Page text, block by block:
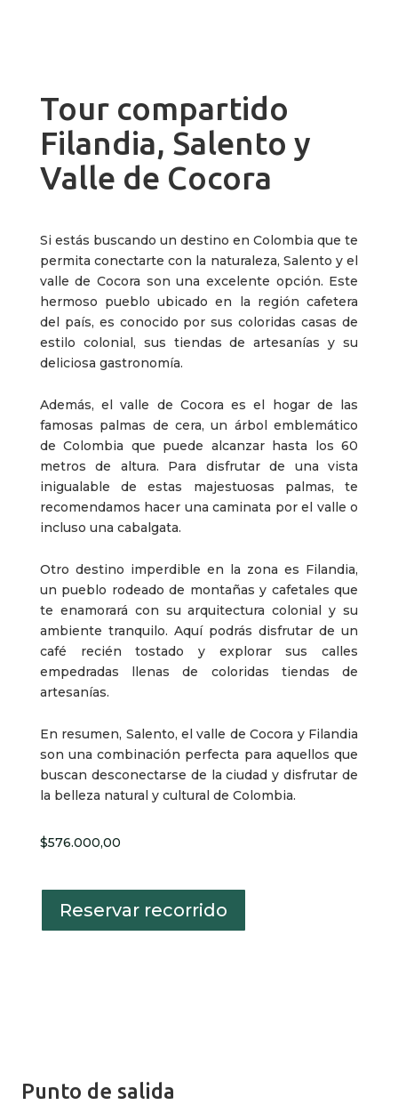
Tour compartido
Filandia, Salento y
Valle de Cocora
Si estás buscando un destino en Colombia que te
permita conectarte con la naturaleza, Salento y el
valle de Cocora son una excelente opción. Este
hermoso pueblo ubicado en la región cafetera
del país, es conocido por sus coloridas casas de
estilo colonial, sus tiendas de artesanías y su
deliciosa gastronomía.
Además, el valle de Cocora es el hogar de las
famosas palmas de cera, un árbol emblemático
de Colombia que puede alcanzar hasta los 60
metros de altura. Para disfrutar de una vista
inigualable de estas majestuosas palmas, te
recomendamos hacer una caminata por el valle o
incluso una cabalgata.
Otro destino imperdible en la zona es Filandia,
un pueblo rodeado de montañas y cafetales que
te enamorará con su arquitectura colonial y su
ambiente tranquilo. Aquí podrás disfrutar de un
café recién tostado y explorar sus calles
empedradas llenas de coloridas tiendas de
artesanías.
En resumen, Salento, el valle de Cocora y Filandia
son una combinación perfecta para aquellos que
buscan desconectarse de la ciudad y disfrutar de
la belleza natural y cultural de Colombia.
$576.000,00
Reservar recorrido
Punto de salida